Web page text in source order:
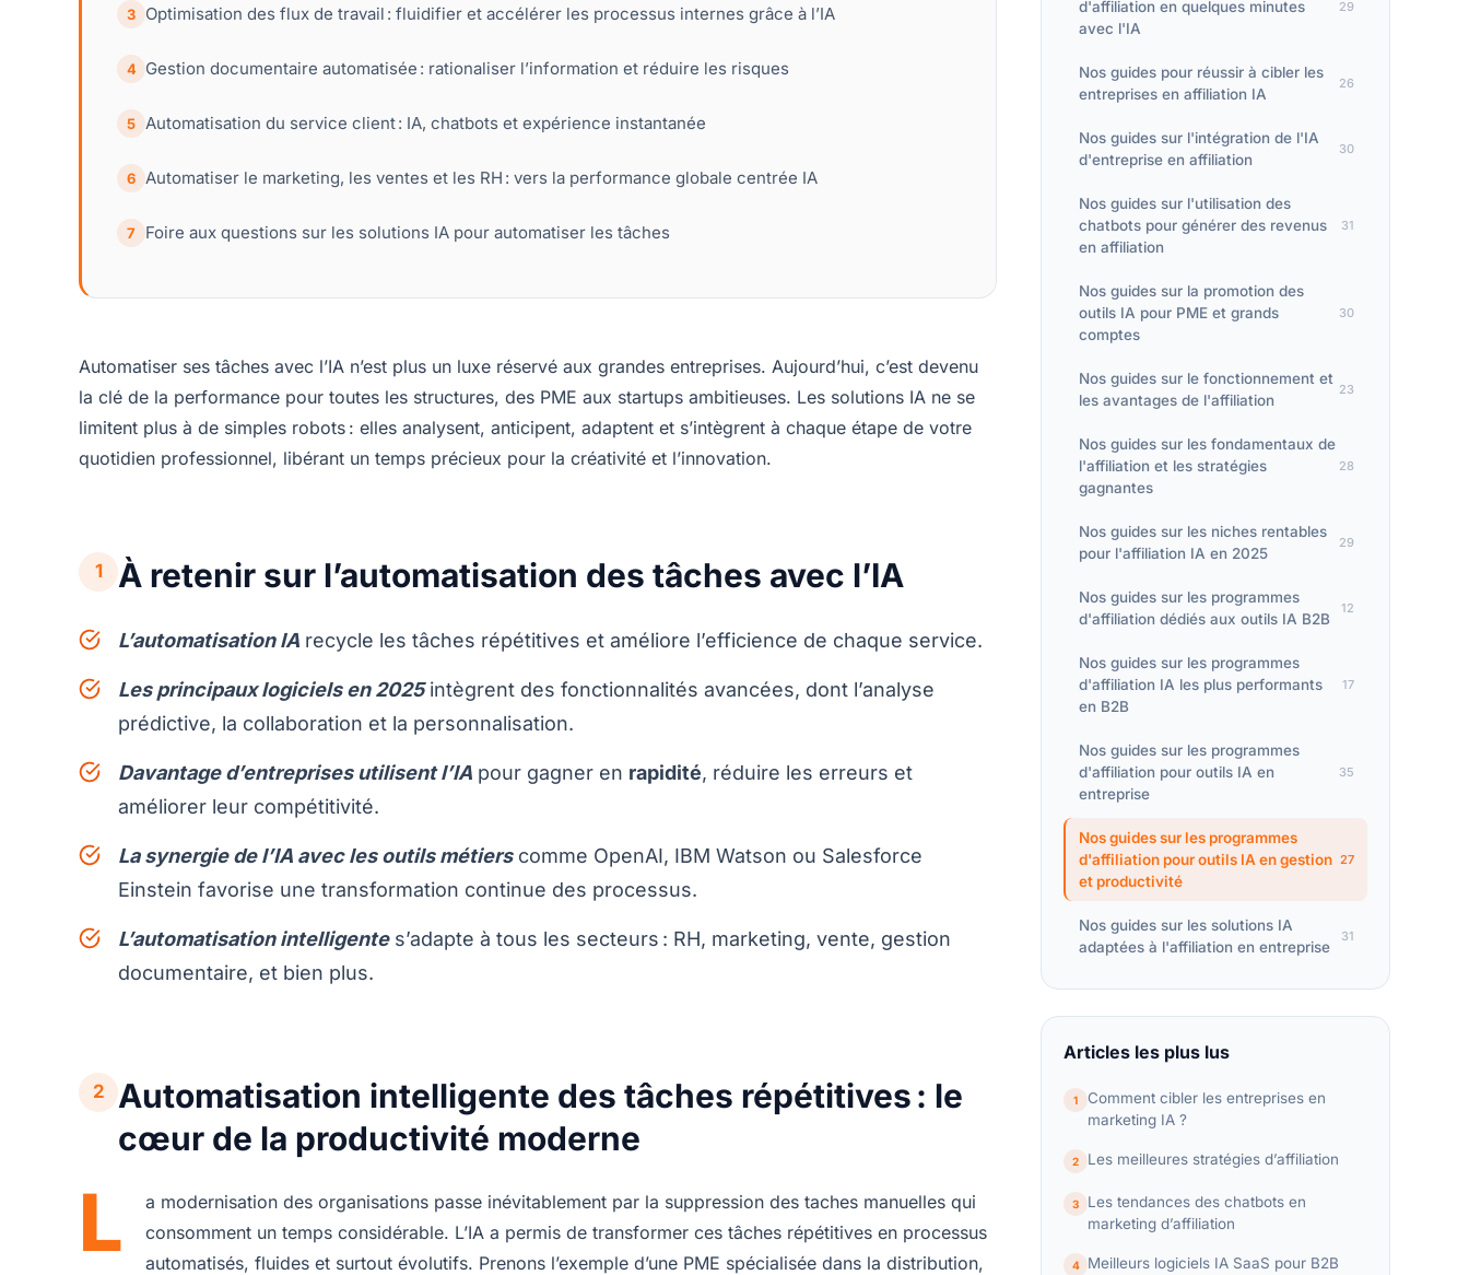
3 Optimisation des flux de travail : fluidifier et accélérer les processus internes grâce à l’IA
4 Gestion documentaire automatisée : rationaliser l’information et réduire les risques
5 Automatisation du service client : IA, chatbots et expérience instantanée
6 Automatiser le marketing, les ventes et les RH : vers la performance globale centrée IA
7 Foire aux questions sur les solutions IA pour automatiser les tâches
Automatiser ses tâches avec l’IA n’est plus un luxe réservé aux grandes entreprises. Aujourd’hui, c’est devenu
la clé de la performance pour toutes les structures, des PME aux startups ambitieuses. Les solutions IA ne se
limitent plus à de simples robots : elles analysent, anticipent, adaptent et s’intègrent à chaque étape de votre
quotidien professionnel, libérant un temps précieux pour la créativité et l’innovation.
1 À retenir sur l’automatisation des tâches avec l’IA
L’automatisation IA recycle les tâches répétitives et améliore l’efficience de chaque service.
Les principaux logiciels en 2025intègrent des fonctionnalités avancées, dont l’analyse
prédictive, la collaboration et la personnalisation.
Davantage d’entreprises utilisent l’IA pour gagner en rapidité, réduire les erreurs et
améliorer leur compétitivité.
La synergie de l’IA avec les outils métierscomme OpenAI, IBM Watson ou Salesforce
Einstein favorise une transformation continue des processus.
L’automatisation intelligentes’adapte à tous les secteurs : RH, marketing, vente, gestion
documentaire, et bien plus.
2
Automatisation intelligente des tâches répétitives : le
cœur de la productivité moderne
L
a modernisation des organisations passe inévitablement par la suppression des taches manuelles qui
consomment un temps considérable. L’IA a permis de transformer ces tâches répétitives en processus
automatisés, fluides et surtout évolutifs. Prenons l’exemple d’une PME spécialisée dans la distribution,
d'affiliation en quelques minutes
avec l'IA
29
Nos guides pour réussir à cibler les
entreprises en affiliation IA
26
Nos guides sur l'intégration de l'IA
d'entreprise en affiliation
30
Nos guides sur l'utilisation des
chatbots pour générer des revenus
en affiliation
31
Nos guides sur la promotion des
outils IA pour PME et grands
comptes
30
Nos guides sur le fonctionnement et
les avantages de l'affiliation
23
Nos guides sur les fondamentaux de
l'affiliation et les stratégies
gagnantes
28
Nos guides sur les niches rentables
pour l'affiliation IA en 2025
29
Nos guides sur les programmes
d'affiliation dédiés aux outils IA B2B
12
Nos guides sur les programmes
d'affiliation IA les plus performants
en B2B
17
Nos guides sur les programmes
d'affiliation pour outils IA en
entreprise
35
Nos guides sur les programmes
d'affiliation pour outils IA en gestion
et productivité
27
Nos guides sur les solutions IA
adaptées à l'affiliation en entreprise
31
Articles les plus lus
1
Comment cibler les entreprises en
marketing IA ?
2 Les meilleures stratégies d’affiliation
3
Les tendances des chatbots en
marketing d’affiliation
4 Meilleurs logiciels IA SaaS pour B2B